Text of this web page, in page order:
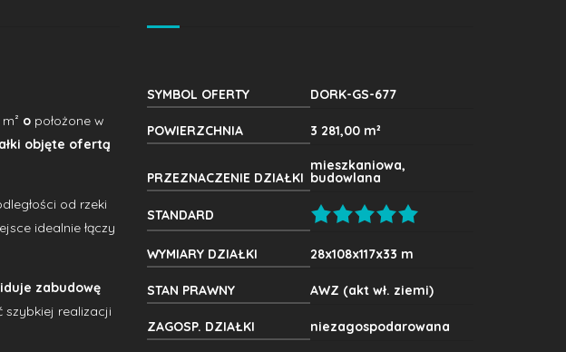
o położone w
objęte ofertą
od rzeki
idealnie łączy
zabudowę
realizacji
SYMBOL OFERTY DORK-GS-677
POWIERZCHNIA 3 281,00 m²
PRZEZNACZENIE DZIAŁKI
mieszkaniowa,
budowlana
STANDARD
WYMIARY DZIAŁKI 28x108x117x33 m
STAN PRAWNY AWZ (akt wł. ziemi)
ZAGOSP. DZIAŁKI niezagospodarowana